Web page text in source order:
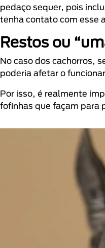
pedaço sequer, pois
tenha contato com esse
Restos ou
No caso dos cachorros,
poderia afetar o
Por isso, é realmente
fofinhas que façam para